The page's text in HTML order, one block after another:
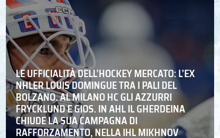
LE UFFICIALITÀ DELL’HOCKEY MERCATO: L’EX
NHLER LOUIS DOMINGUE TRA I PALI DEL
BOLZANO. AL MILANO HC GLI AZZURRI
FRYCKLUND E GIOS. IN AHL IL GHERDEINA
CHIUDE LA SUA CAMPAGNA DI
RAFFORZAMENTO, NELLA IHL MIKHNOV